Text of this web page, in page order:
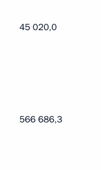
45 020,0
566 686,3